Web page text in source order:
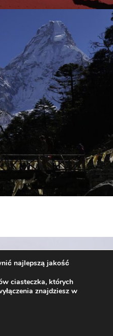
najlepszą jakość
ciasteczka, których
znajdziesz w